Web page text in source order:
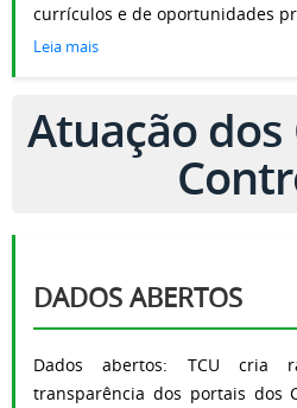
currículos e de oportunidades
Leia mais
Atuação dos
DADOS ABERTOS
Dados abertos: TCU cria
transparência dos portais dos